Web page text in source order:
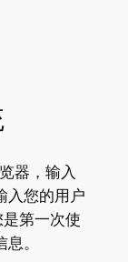
器，输入
入您的用户
第一次使
。